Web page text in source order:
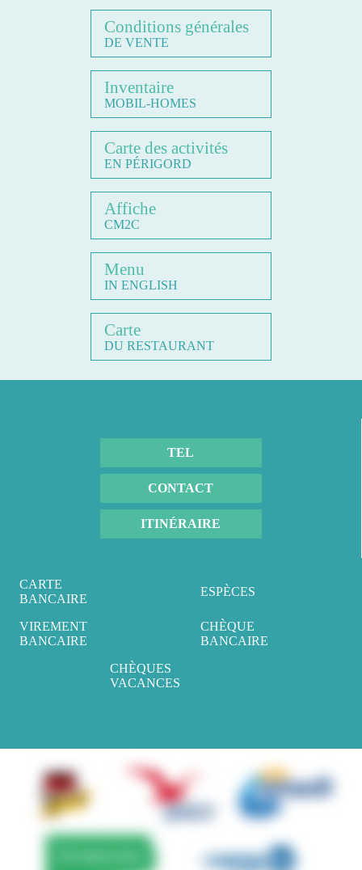
Conditions générales
DE VENTE
Inventaire
MOBIL-HOMES
Carte des activités
EN PÉRIGORD
Affiche
CM2C
Menu
IN ENGLISH
Carte
DU RESTAURANT
TEL
CONTACT
ITINÉRAIRE
CARTE
BANCAIRE
ESPÈCES
VIREMENT
BANCAIRE
CHÈQUE
BANCAIRE
CHÈQUES
VACANCES